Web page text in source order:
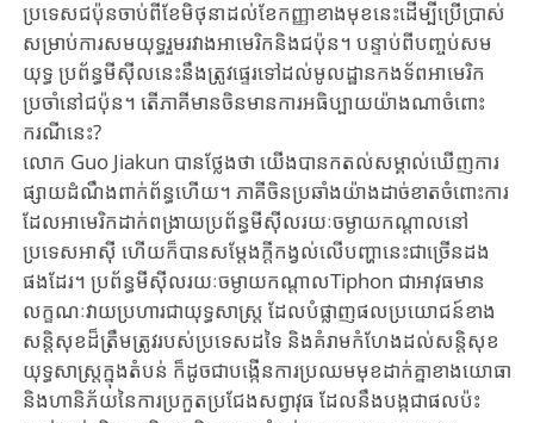
ប្រទេសជប៉ុនចាប់ពីខែមិថុនាដល់ខែកញ្ញាខាងមុខនេះដើម្បីប្រើប្រាស់
សម្រាប់ការសមយុទ្ធរួមរវាងអាមេរិកនិងជប៉ុន។​ បន្ទាប់ពីបញ្ចប់សម
យុទ្ធ ប្រព័ន្ធមីស៊ីលនេះនឹងត្រូវផ្ទេរទៅដល់មូលដ្ឋានកងទ័ពអាមេរិក
ប្រចាំនៅជប៉ុន។​ តើភាគីមានចិនមានការអធិប្បាយយ៉ាងណាចំពោះ
ករណីនេះ?
លោក Guo Jiakun បានថ្លែងថា ​យើងបានកតល់សម្គាល់ឃើញការ
ផ្សាយដំណឹងពាក់ព័ន្ធហើយ។ ភាគីចិនប្រឆាំងយ៉ាងដាច់ខាតចំពោះការ
ដែលអាមេរិកដាក់ពង្រាយប្រព័ន្ធមីស៊ីលរយៈចម្ងាយកណ្តាលនៅ
ប្រទេសអាស៊ី ហើយក៏បានសម្តែងក្តីកង្វល់លើបញ្ហានេះជាច្រើនដង
ផងដែរ។ ប្រព័ន្ធមីស៊ីលរយៈចម្ងាយកណ្តាលTiphon ជាអាវុធមាន
លក្ខណៈវាយប្រហារជាយុទ្ធសាស្រ្ត ដែលបំផ្លាញផលប្រយោជន៍ខាង
សន្តិសុខដ៏ត្រឹមត្រូវរបស់ប្រទេសដទៃ និងគំរាមកំហែងដល់សន្តិសុខ
យុទ្ធសាស្រ្តក្នុងតំ​បន់ ក៏ដូចជាបង្កើនការប្រឈមមុខដាក់គ្នាខាងយោធា
និងហានិភ័យនៃការប្រកួតប្រជែងសព្វាវុធ ដែលនឹងបង្កជាផលប៉ះ